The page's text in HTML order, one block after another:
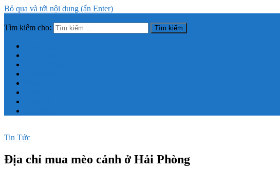
Bỏ qua và tới nội dung (ấn Enter)
Trang thông tin tổng hợp về sức khỏe, làm đẹp
Tìm kiếm cho:
Tin Tức
Địa chỉ mua mèo cảnh ở Hải Phòng